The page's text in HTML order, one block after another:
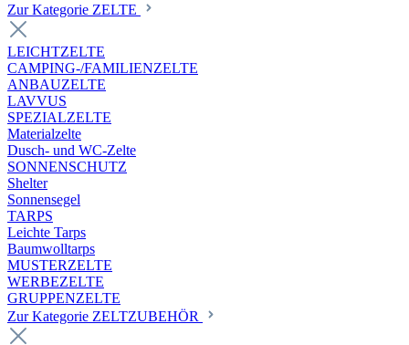
Zur Kategorie ZELTE
LEICHTZELTE
CAMPING-/FAMILIENZELTE
ANBAUZELTE
LAVVUS
SPEZIALZELTE
Materialzelte
Dusch- und WC-Zelte
SONNENSCHUTZ
Shelter
Sonnensegel
TARPS
Leichte Tarps
Baumwolltarps
MUSTERZELTE
WERBEZELTE
GRUPPENZELTE
Zur Kategorie ZELTZUBEHÖR